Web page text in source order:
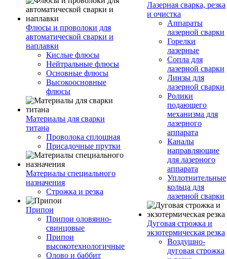
Флюсы и проволоки для
автоматической сварки и
наплавки
Кислые флюсы
Нейтральные флюсы
Основные флюсы
Высокоосновные
флюсы
Материалы для сварки
титана
Проволока сплошная
Присадочные прутки
Материалы специального
назначения
Строжка и резка
Припои
Припои оловянно-
свинцовые
Припои
высокотехнологичные
Олово и баббит
Лазерная сварка, резка
и очистка
Аппараты
лазерной сварки
Горелки
лазерные
Сопла для
лазерной сварки
Линзы для
лазерной сварки
Ролики
подающего
механизма для
лазерного
аппарата
Каналы
направляющие
для лазерного
аппарата
Уплотнительные
кольца для
лазерной сварки
Дуговая строжка и
экзотермическая резка
Воздушно-
дуговая строжка